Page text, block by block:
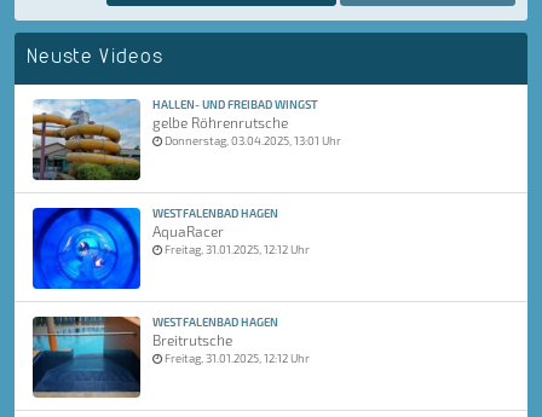
Neuste Videos
HALLEN- UND FREIBAD WINGST
gelbe Röhrenrutsche
Donnerstag, 03.04.2025, 13:01 Uhr
WESTFALENBAD HAGEN
AquaRacer
Freitag, 31.01.2025, 12:12 Uhr
WESTFALENBAD HAGEN
Breitrutsche
Freitag, 31.01.2025, 12:12 Uhr